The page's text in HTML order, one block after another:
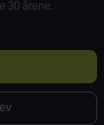
30 årene.